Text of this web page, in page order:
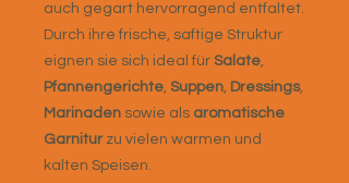
auch gegart hervorragend entfaltet.
Durch ihre frische, saftige Struktur
eignen sie sich ideal für Salate,
Pfannengerichte, Suppen, Dressings,
Marinaden sowie als aromatische
Garnitur zu vielen warmen und
kalten Speisen.